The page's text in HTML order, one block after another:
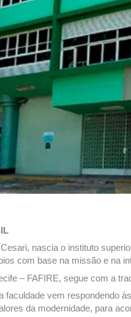
nascia o instituto
com base na missão e na
– FAFIRE, segue com a
faculdade vem respondendo
da modernidade, para